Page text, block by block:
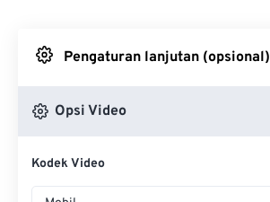
Pengaturan lanjutan (opsional)
Opsi Video
Kodek Video